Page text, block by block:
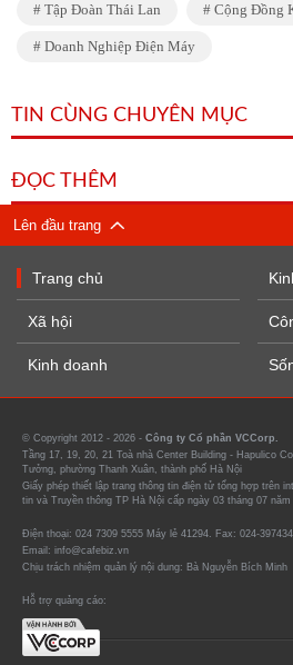
Tập Đoàn Thái Lan Cộng Đồng
Doanh Nghiệp Điện Máy
TIN CÙNG CHUYÊN MỤC
ĐỌC THÊM
Lên đầu trang
Trang chủ
Xã hội
Kinh doanh
© Copyright 2012 - 2026 - Công ty Cổ phần VCCorp.
Tầng 17, 19, 20, 21 Toà nhà Center Building - Hapulico
Tưởng, phường Thanh Xuân, thành phố Hà Nội
Giấy phép thiết lập trang thông tin điện tử tổng hợp trên
tin và Truyền thông TP Hà Nội cấp ngày 03 tháng 07 năm
Điện thoại: 024 7309 5555 Máy lẻ 41294. Fax: 024-
Email: info@cafebiz.vn
Chịu trách nhiệm quản lý nội dung: Bà Nguyễn Bích Minh
Hỗ trợ quảng cáo: